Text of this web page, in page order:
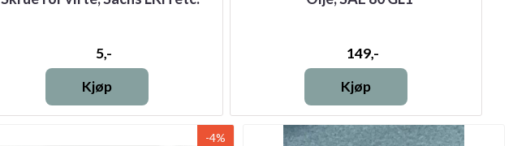
5,-
Kjøp
149,-
Kjøp
-4%